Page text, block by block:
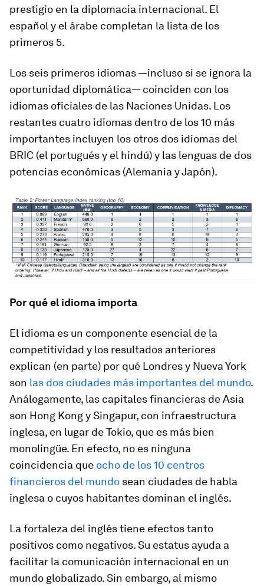
prestigio en la diplomacia internacional. El
español y el árabe completan la lista de los
primeros 5.
Los seis primeros idiomas —incluso si se ignora la
oportunidad diplomática— coinciden con los
idiomas oficiales de las Naciones Unidas. Los
restantes cuatro idiomas dentro de los 10 más
importantes incluyen los otros dos idiomas del
BRIC (el portugués y el hindú) y las lenguas de dos
potencias económicas (Alemania y Japón).
Por qué el idioma importa
El idioma es un componente esencial de la
competitividad y los resultados anteriores
explican (en parte) por qué Londres y Nueva York
son las dos ciudades más importantes del mundo.
Análogamente, las capitales financieras de Asia
son Hong Kong y Singapur, con infraestructura
inglesa, en lugar de Tokio, que es más bien
monolingüe. En efecto, no es ninguna
coincidencia que ocho de los 10 centros
financieros del mundo sean ciudades de habla
inglesa o cuyos habitantes dominan el inglés.
La fortaleza del inglés tiene efectos tanto
positivos como negativos. Su estatus ayuda a
facilitar la comunicación internacional en un
mundo globalizado. Sin embargo, al mismo